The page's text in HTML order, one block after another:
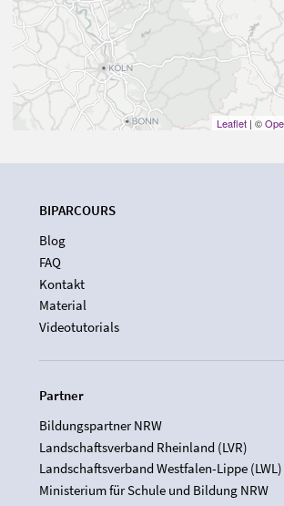
Leaflet | ©
BIPARCOURS
Blog
FAQ
Kontakt
Material
Videotutorials
Partner
Bildungspartner NRW
Landschaftsverband Rheinland (LVR)
Landschaftsverband Westfalen-Lippe (LWL)
Ministerium für Schule und Bildung NRW